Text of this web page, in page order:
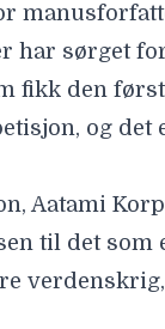
har sørget
fikk den
og det
Aatami
til det som